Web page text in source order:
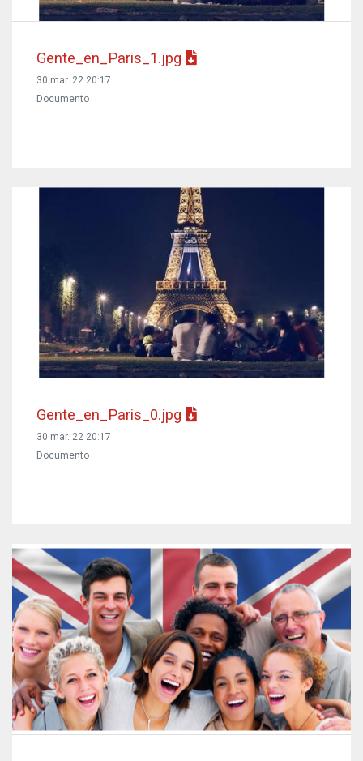
Gente_en_Paris_1.jpg
30 mar. 22 20:17
Documento
Gente_en_Paris_0.jpg
30 mar. 22 20:17
Documento